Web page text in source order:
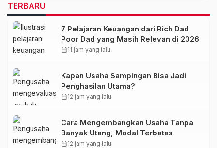
TERBARU
7 Pelajaran Keuangan dari Rich Dad
Poor Dad yang Masih Relevan di 2026
calendar_month11 jam yang lalu
Kapan Usaha Sampingan Bisa Jadi
Penghasilan Utama?
calendar_month12 jam yang lalu
Cara Mengembangkan Usaha Tanpa
Banyak Utang, Modal Terbatas
calendar_month12 jam yang lalu